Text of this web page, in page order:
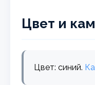
Цвет и
Цвет: синий.